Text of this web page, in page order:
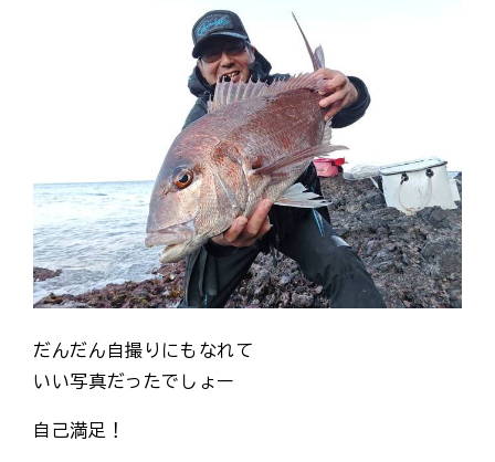
だんだん自撮りにもなれて
いい写真だったでしょー
自己満足！